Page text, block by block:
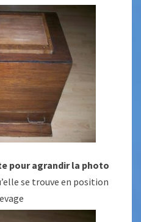
pour agrandir la photo
se trouve en position